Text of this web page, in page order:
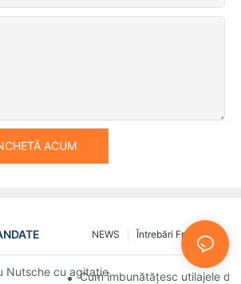
ACUM
Întrebări Frecvente
NEWS
Nutsche cu agitație vs. alte metode de
Cum îmbunătățesc utilajele